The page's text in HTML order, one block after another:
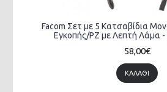
Facom Σετ με 5 Κατσαβίδια
Εγκοπής/PZ με Λεπτή Λάμα -
58,00€
ΚΑΛΆΘΙ